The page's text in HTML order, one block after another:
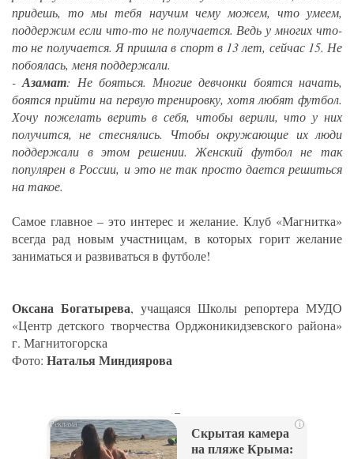
придешь, то мы тебя научим чему можем, что умеем,
поддержим если что-то не получается. Ведь у многих что-
то не получается. Я пришла в спорт в 13 лет, сейчас 15. Не
побоялась, меня поддержали.
-Азамат: Не бояться. Многие девчонки боятся начать,
боятся прийти на первую тренировку, хотя любят футбол.
Хочу пожелать верить в себя, чтобы верили, что у них
получится, не стеснялись. Чтобы окружающие их люди
поддержали в этом решении. Женский футбол не так
популярен в России, и это не так просто дается решиться
на такое.
Самое главное – это интерес и желание. Клуб «Магнитка»
всегда рад новым участницам, в которых горит желание
заниматься и развиваться в футболе!
Оксана Богатырева, учащаяся Школы репортера МУДО
«Центр детского творчества Орджоникидзевского района»
г. Магнитогорска
Фото: Наталья Миндиярова
i
Скрытая камера
на пляже Крыма: